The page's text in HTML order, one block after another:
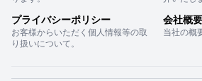
プライバシーポリシー
お客様からいただく個人情報等の取
り扱いについて。
会社概要
当社の概